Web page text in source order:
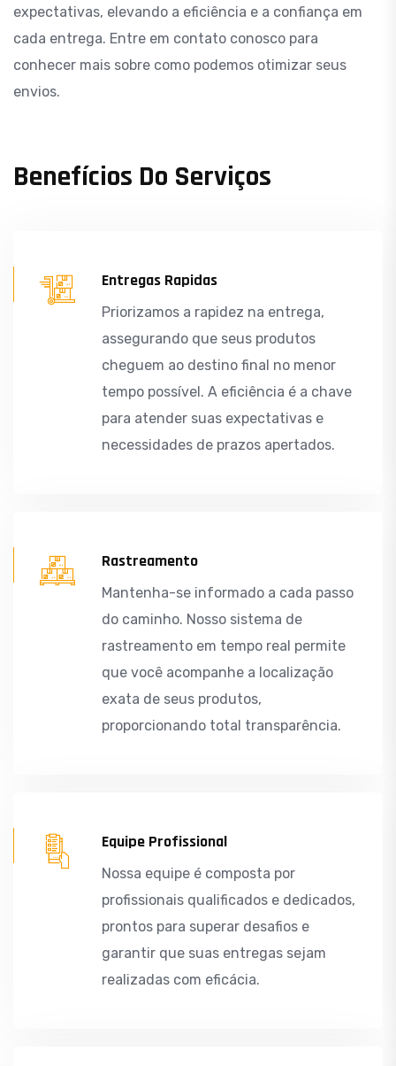
expectativas, elevando a eficiência e a confiança em
cada entrega. Entre em contato conosco para
conhecer mais sobre como podemos otimizar seus
envios.
Benefícios Do Serviços
Entregas Rapidas
Priorizamos a rapidez na entrega,
assegurando que seus produtos
cheguem ao destino final no menor
tempo possível. A eficiência é a chave
para atender suas expectativas e
necessidades de prazos apertados.
Rastreamento
Mantenha-se informado a cada passo
do caminho. Nosso sistema de
rastreamento em tempo real permite
que você acompanhe a localização
exata de seus produtos,
proporcionando total transparência.
Equipe Profissional
Nossa equipe é composta por
profissionais qualificados e dedicados,
prontos para superar desafios e
garantir que suas entregas sejam
realizadas com eficácia.